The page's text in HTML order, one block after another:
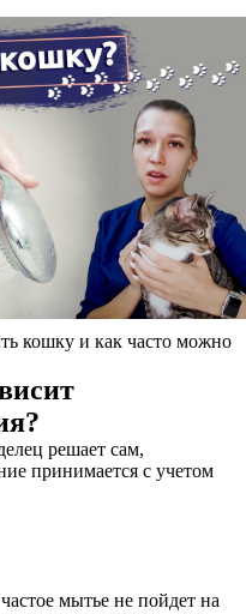
кошку и как часто можно
решает сам,
принимается с учетом
мытье не пойдет на